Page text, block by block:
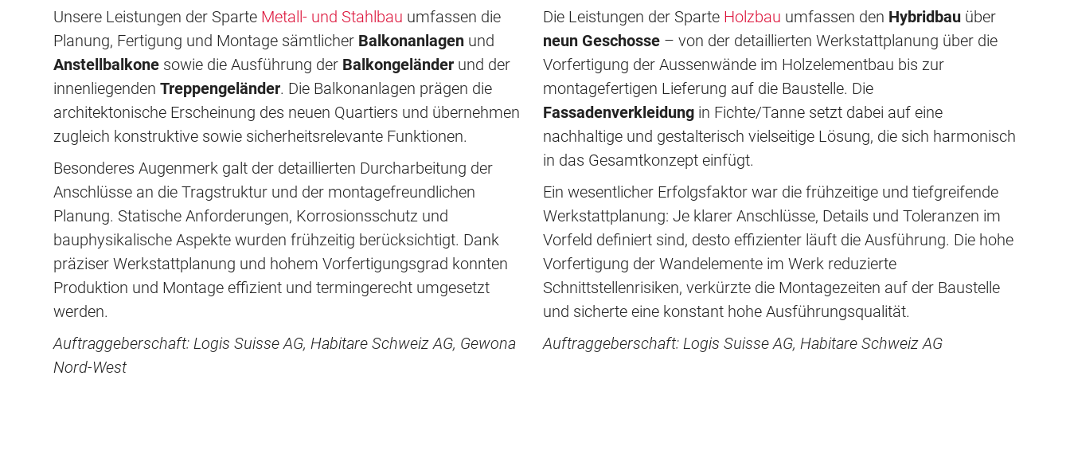
Unsere Leistungen der Sparte Metall- und Stahlbau umfassen die
Planung, Fertigung und Montage sämtlicher Balkonanlagen und
Anstellbalkone sowie die Ausführung der Balkongeländer und der
innenliegenden Treppengeländer. Die Balkonanlagen prägen die
architektonische Erscheinung des neuen Quartiers und übernehmen
zugleich konstruktive sowie sicherheitsrelevante Funktionen.
Besonderes Augenmerk galt der detaillierten Durcharbeitung der
Anschlüsse an die Tragstruktur und der montagefreundlichen
Planung. Statische Anforderungen, Korrosionsschutz und
bauphysikalische Aspekte wurden frühzeitig berücksichtigt. Dank
präziser Werkstattplanung und hohem Vorfertigungsgrad konnten
Produktion und Montage effizient und termingerecht umgesetzt
werden.
Auftraggeberschaft: Logis Suisse AG, Habitare Schweiz AG, Gewona
Nord-West
Die Leistungen der Sparte Holzbau umfassen den Hybridbau über
neun Geschosse – von der detaillierten Werkstattplanung über die
Vorfertigung der Aussenwände im Holzelementbau bis zur
montagefertigen Lieferung auf die Baustelle. Die
Fassadenverkleidung in Fichte/Tanne setzt dabei auf eine
nachhaltige und gestalterisch vielseitige Lösung, die sich harmonisch
in das Gesamtkonzept einfügt.
Ein wesentlicher Erfolgsfaktor war die frühzeitige und tiefgreifende
Werkstattplanung: Je klarer Anschlüsse, Details und Toleranzen im
Vorfeld definiert sind, desto effizienter läuft die Ausführung. Die hohe
Vorfertigung der Wandelemente im Werk reduzierte
Schnittstellenrisiken, verkürzte die Montagezeiten auf der Baustelle
und sicherte eine konstant hohe Ausführungsqualität.
Auftraggeberschaft: Logis Suisse AG, Habitare Schweiz AG